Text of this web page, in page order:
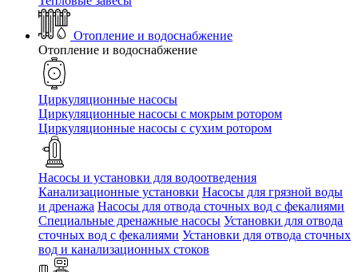
Отопление и водоснабжение
Отопление и водоснабжение
Циркуляционные насосы
Циркуляционные насосы с мокрым ротором
Циркуляционные насосы с сухим ротором
Насосы и установки для водоотведения
Канализационные установки Насосы для грязной воды
и дренажа Насосы для отвода сточных вод c фекалиями
Специальные дренажные насосы Установки для отвода
сточных вод c фекалиями Установки для отвода сточных
вод и канализационных стоков